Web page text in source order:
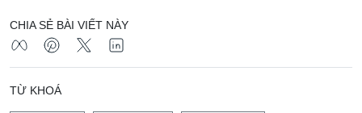
CHIA SẺ BÀI VIẾT NÀY
TỪ KHOÁ